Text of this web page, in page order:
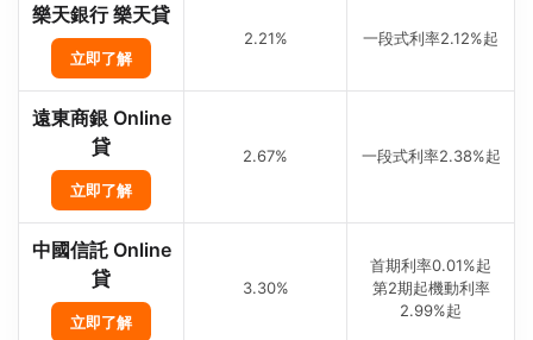
樂天銀行 樂天貸
立即了解
2.21% 一段式利率2.12%起
遠東商銀 Online
貸
立即了解
2.67% 一段式利率2.38%起
中國信託 Online
貸
立即了解
3.30%
首期利率0.01%起
第2期起機動利率
2.99%起